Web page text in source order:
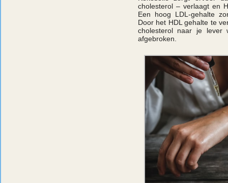
cholesterol – verlaagt en
Een hoog LDL-gehalte
Door het HDL gehalte te
cholesterol naar je lever
afgebroken.